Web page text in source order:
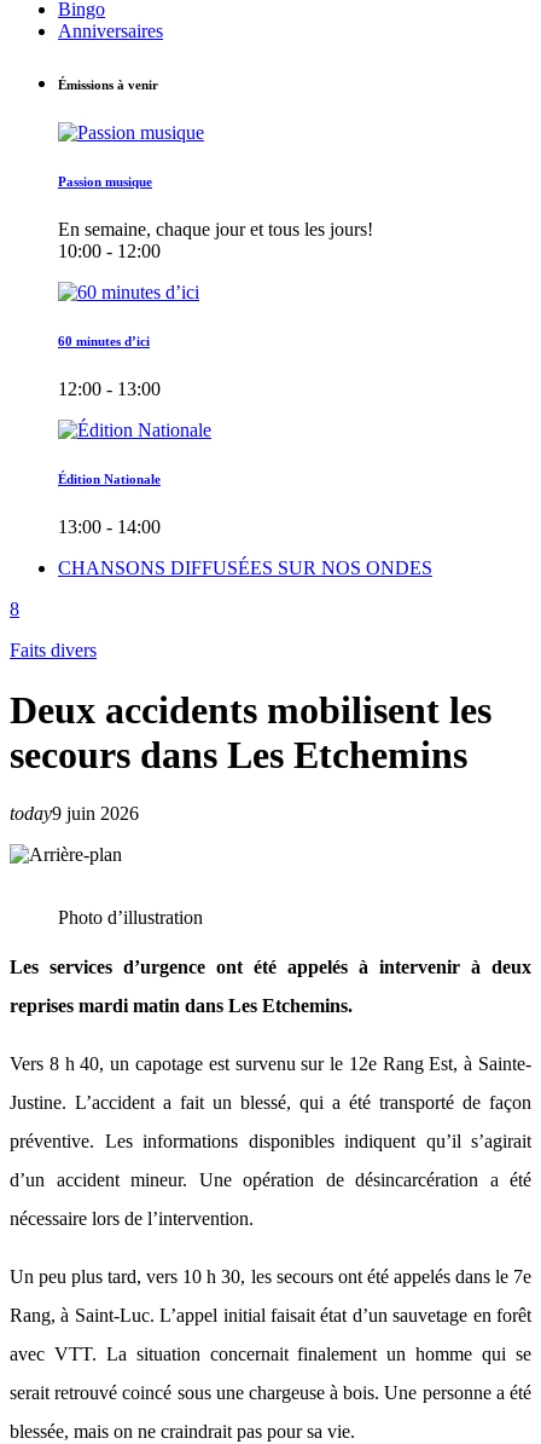
Bingo
Anniversaires
Émissions à venir
Passion musique
En semaine, chaque jour et tous les jours!
10:00 - 12:00
60 minutes d’ici
12:00 - 13:00
Édition Nationale
13:00 - 14:00
CHANSONS DIFFUSÉES SUR NOS ONDES
Faits divers
Deux accidents mobilisent les
secours dans Les Etchemins
today9 juin 2026
Photo d’illustration
Les services d’urgence ont été appelés à intervenir à deux
reprises mardi matin dans Les Etchemins.
Vers 8 h 40, un capotage est survenu sur le 12e Rang Est, à Sainte-
Justine. L’accident a fait un blessé, qui a été transporté de façon
préventive. Les informations disponibles indiquent qu’il s’agirait
d’un accident mineur. Une opération de désincarcération a été
nécessaire lors de l’intervention.
Un peu plus tard, vers 10 h 30, les secours ont été appelés dans le 7e
Rang, à Saint-Luc. L’appel initial faisait état d’un sauvetage en forêt
avec VTT. La situation concernait finalement un homme qui se
serait retrouvé coincé sous une chargeuse à bois. Une personne a été
blessée, mais on ne craindrait pas pour sa vie.